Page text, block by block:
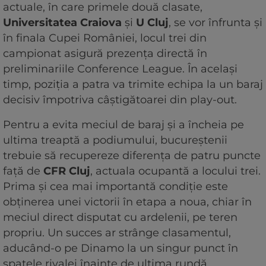
actuale, în care primele două clasate,
Universitatea Craiova și U Cluj, se vor înfrunta și
în finala Cupei României, locul trei din
campionat asigură prezența directă în
preliminariile Conference League. În același
timp, poziția a patra va trimite echipa la un baraj
decisiv împotriva câștigătoarei din play-out.
Pentru a evita meciul de baraj și a încheia pe
ultima treaptă a podiumului, bucureștenii
trebuie să recupereze diferența de patru puncte
față de CFR Cluj, actuala ocupantă a locului trei.
Prima și cea mai importantă condiție este
obținerea unei victorii în etapa a noua, chiar în
meciul direct disputat cu ardelenii, pe teren
propriu. Un succes ar strânge clasamentul,
aducând-o pe Dinamo la un singur punct în